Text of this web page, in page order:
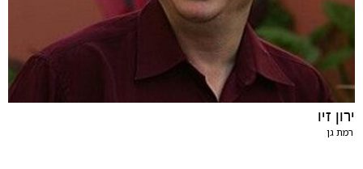
ירון זיו
רמת גן